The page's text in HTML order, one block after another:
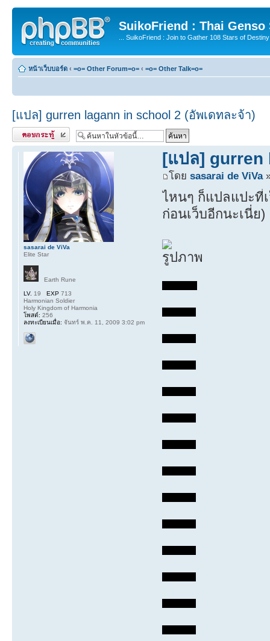
SuikoFriend : Thai Genso
... SuikoFriend : Join to Gather 108 Stars of
หน้าเว็บบอร์ด ‹ =o= Other Forum=o= ‹ =o= Other Talk=o=
[แปล] gurren lagann in school 2 (อัพเดทละจ้า)
ตอบกระทู้
[แปล] gurren
โดยsasarai de ViVa
ไหนๆ ก็แปลแปะที่
ก่อนเว็บอีกนะเนี่ย)
sasarai de ViVa
Elite Star
Earth Rune
LV. 19 EXP 713
Harmonian Soldier
Holy Kingdom of Harmonia
โพสต์: 256
ลงทะเบียนเมื่อ: จันทร์ พ.ค. 11, 2009 3:02 pm